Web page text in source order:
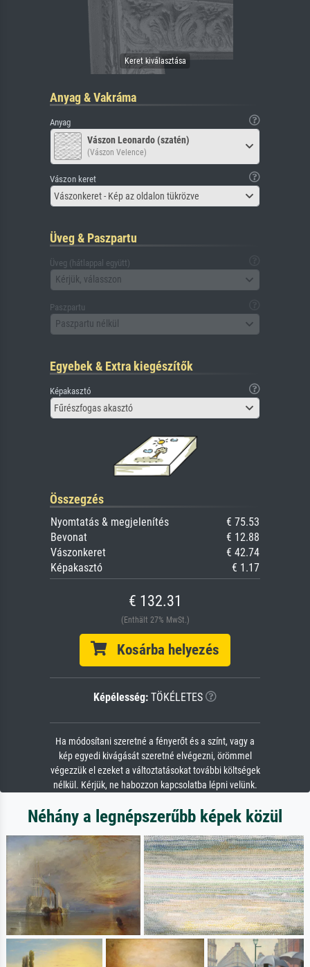
Anyag & Vakráma
Anyag
Vászon Leonardo (szatén)
(Vászon Velence)
Vászon keret
Vászonkeret - Kép az oldalon tükrözve
Üveg & Paszpartu
Üveg (hátlappal együtt)
Kérjük, válasszon
Paszpartu
Paszpartu nélkül
Egyebek & Extra kiegészítők
Képakasztó
Fűrészfogas akasztó
Összegzés
Nyomtatás & megjelenítés
€ 75.53
Bevonat
€ 12.88
Vászonkeret
€ 42.74
Képakasztó
€ 1.17
€ 132.31
(Enthält 27% MwSt.)
Kosárba helyezés
Képélesség: TÖKÉLETES
Ha módosítani szeretné a fényerőt és a színt, vagy a
kép egyedi kivágását szeretné elvégezni, örömmel
végezzük el ezeket a változtatásokat további költségek
nélkül. Kérjük, ne habozzon kapcsolatba lépni velünk.
Néhány a legnépszerűbb képek közül